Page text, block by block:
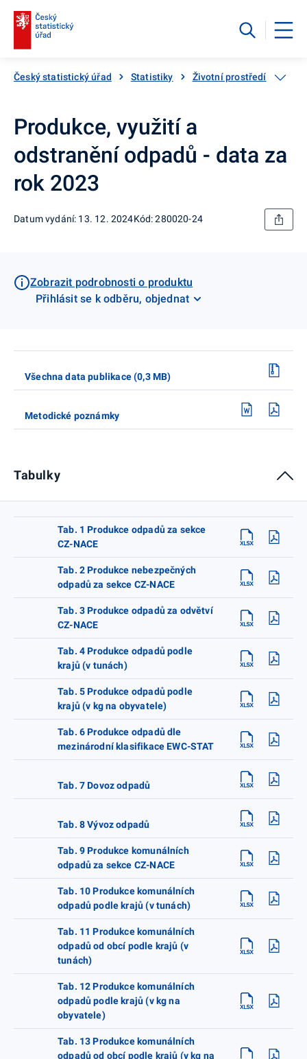
Český statistický úřad Statistiky Životní prostředí
Produkce, využití a
odstranění odpadů - data za
rok 2023
Datum vydání: 13. 12. 2024Kód: 280020-24
Zobrazit podrobnosti o produktu
Přihlásit se k odběru, objednat
Všechna data publikace (0,3 MB)
Metodické poznámky
Tabulky
Tab. 1 Produkce odpadů za sekce
CZ-NACE
Tab. 2 Produkce nebezpečných
odpadů za sekce CZ-NACE
Tab. 3 Produkce odpadů za odvětví
CZ-NACE
Tab. 4 Produkce odpadů podle
krajů (v tunách)
Tab. 5 Produkce odpadů podle
krajů (v kg na obyvatele)
Tab. 6 Produkce odpadů dle
mezinárodní klasifikace EWC-STAT
Tab. 7 Dovoz odpadů
Tab. 8 Vývoz odpadů
Tab. 9 Produkce komunálních
odpadů za sekce CZ-NACE
Tab. 10 Produkce komunálních
odpadů podle krajů (v tunách)
Tab. 11 Produkce komunálních
odpadů od obcí podle krajů (v
tunách)
Tab. 12 Produkce komunálních
odpadů podle krajů (v kg na
obyvatele)
Tab. 13 Produkce komunálních
odpadů od obcí podle krajů (v kg na